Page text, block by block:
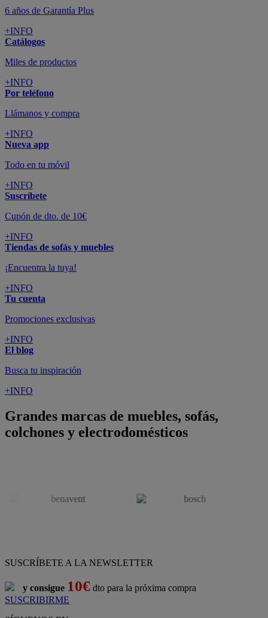
6 años de Garantía Plus
+INFO
Catálogos
Miles de productos
+INFO
Por teléfono
Llámanos y compra
+INFO
Nueva app
Todo en tu móvil
+INFO
Suscríbete
Cupón de dto. de 10€
+INFO
Tiendas de sofás y muebles
¡Encuentra la tuya!
+INFO
Tu cuenta
Promociones exclusivas
+INFO
El blog
Busca tu inspiración
+INFO
Grandes marcas de muebles, sofás,
colchones y electrodomésticos
SUSCRÍBETE A LA NEWSLETTER
y consigue 10€ dto para la próxima compra
SUSCRIBIRME